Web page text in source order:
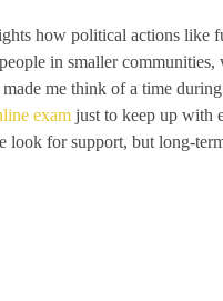
how political actions like
in smaller
made me think of a time
exam just to keep up with
look for support, but long-